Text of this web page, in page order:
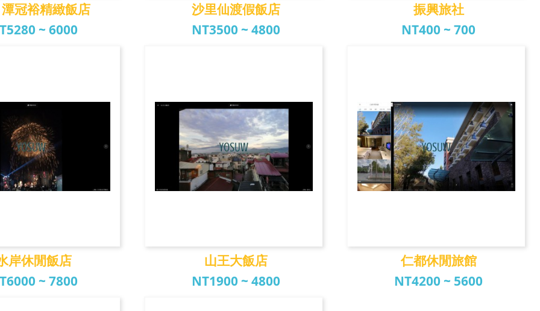
冠裕精緻飯店
~ 6000
沙里仙渡假飯店
NT3500 ~ 4800
振興旅社
NT400 ~ 700
岸休閒飯店
~ 7800
山王大飯店
NT1900 ~ 4800
仁都休閒旅館
NT4200 ~ 5600